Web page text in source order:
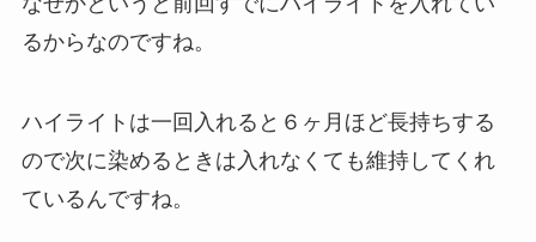
るからなのですね。
ハイライトは一回入れると６ヶ月ほど長持ちする
ので次に染めるときは入れなくても維持してくれ
ているんですね。